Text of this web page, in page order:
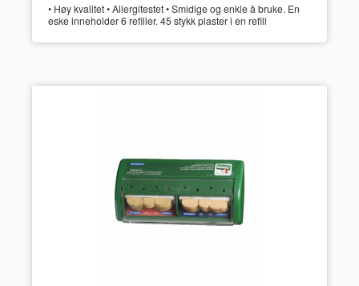
• Høy kvalitet • Allergitestet • Smidige og enkle å bruke. En
eske inneholder 6 refiller. 45 stykk plaster i en refill